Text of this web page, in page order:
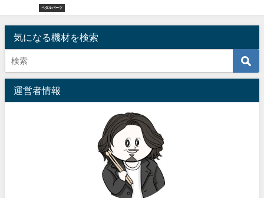
ペダルパーツ
気になる機材を検索
運営者情報